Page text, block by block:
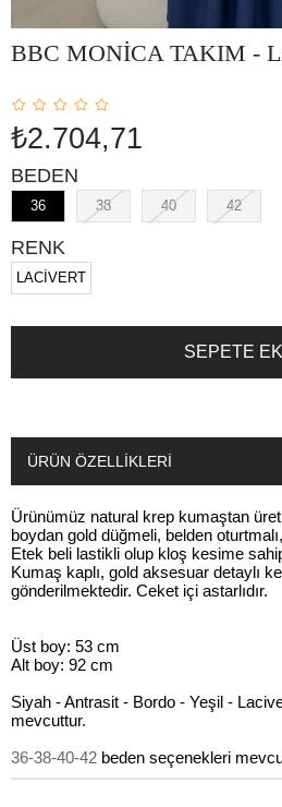
BBC MONİCA TAKIM -
₺2.704,71
BEDEN
36 38 40 42
RENK
LACİVERT
ÜRÜN ÖZELLIKLERI
Ürünümüz natural krep kumaştan
boydan gold düğmeli, belden
Etek beli lastikli olup kloş kesime
Kumaş kaplı, gold aksesuar detaylı
gönderilmektedir. Ceket içi astarlıdır.
Üst boy: 53 cm
Alt boy: 92 cm
Siyah - Antrasit - Bordo - Yeşil -
mevcuttur.
36-38-40-42 beden seçenekleri